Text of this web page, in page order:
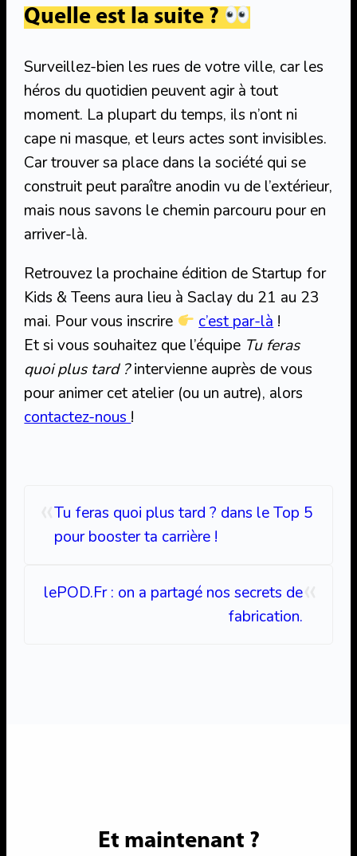
Quelle est la suite ?
Surveillez-bien les rues de votre ville, car les
héros du quotidien peuvent agir à tout
moment. La plupart du temps, ils n’ont ni
cape ni masque, et leurs actes sont invisibles.
Car trouver sa place dans la société qui se
construit peut paraître anodin vu de l’extérieur,
mais nous savons le chemin parcouru pour en
arriver-là.
Retrouvez la prochaine édition de Startup for
Kids & Teens aura lieu à Saclay du 21 au 23
mai. Pour vous inscrire
c’est par-là!
Et si vous souhaitez que l’équipe Tu feras
quoi plus tard ?intervienne auprès de vous
pour animer cet atelier (ou un autre), alors
contactez-nous!
«Tu feras quoi plus tard ? dans le Top 5
pour booster ta carrière !
«
lePOD.Fr : on a partagé nos secrets de
fabrication.
Et maintenant ?